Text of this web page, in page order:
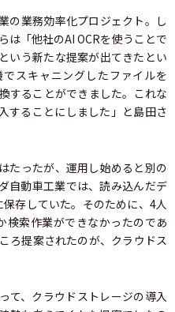
の業務効率化プロジェクト。し
「他社のAI OCRを使うことで
いう新たな提案が出てきたとい
スキャニングしたファイルを
することができました。これな
することにしました」と島田さ
たったが、運用し始めると別の
自動車工業では、読み込んだデ
存していた。そのために、4人
検索作業ができなかったのであ
ろ提案されたのが、クラウドス
て、クラウドストレージの導入